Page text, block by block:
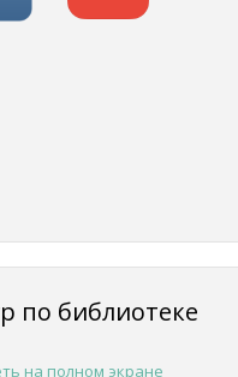
по библиотеке
на полном экране